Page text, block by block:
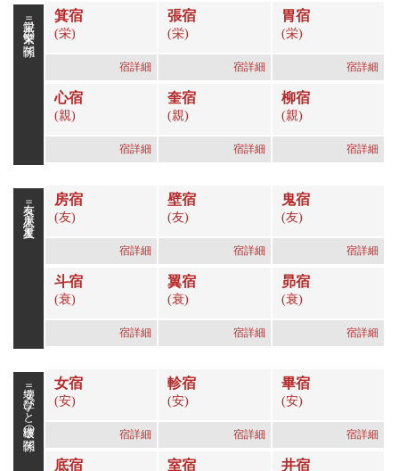
栄親＝繁栄の関係
友衰＝恋人星、友人星
安壊＝学びと破壊の関係
箕宿
(栄)
宿詳細
張宿
(栄)
宿詳細
胃宿
(栄)
宿詳細
心宿
(親)
宿詳細
奎宿
(親)
宿詳細
柳宿
(親)
宿詳細
房宿
(友)
宿詳細
壁宿
(友)
宿詳細
鬼宿
(友)
宿詳細
斗宿
(衰)
宿詳細
翼宿
(衰)
宿詳細
昴宿
(衰)
宿詳細
女宿
(安)
宿詳細
軫宿
(安)
宿詳細
畢宿
(安)
宿詳細
底宿 室宿 井宿